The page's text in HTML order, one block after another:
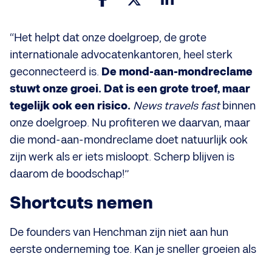
“Het helpt dat onze doelgroep, de grote
internationale advocatenkantoren, heel sterk
geconnecteerd is. De mond-aan-mondreclame
stuwt onze groei. Dat is een grote troef, maar
tegelijk ook een risico. News travels fastbinnen
onze doelgroep. Nu profiteren we daarvan, maar
die mond-aan-mondreclame doet natuurlijk ook
zijn werk als er iets misloopt. Scherp blijven is
daarom de boodschap!”
Shortcuts nemen
De founders van Henchman zijn niet aan hun
eerste onderneming toe. Kan je sneller groeien als